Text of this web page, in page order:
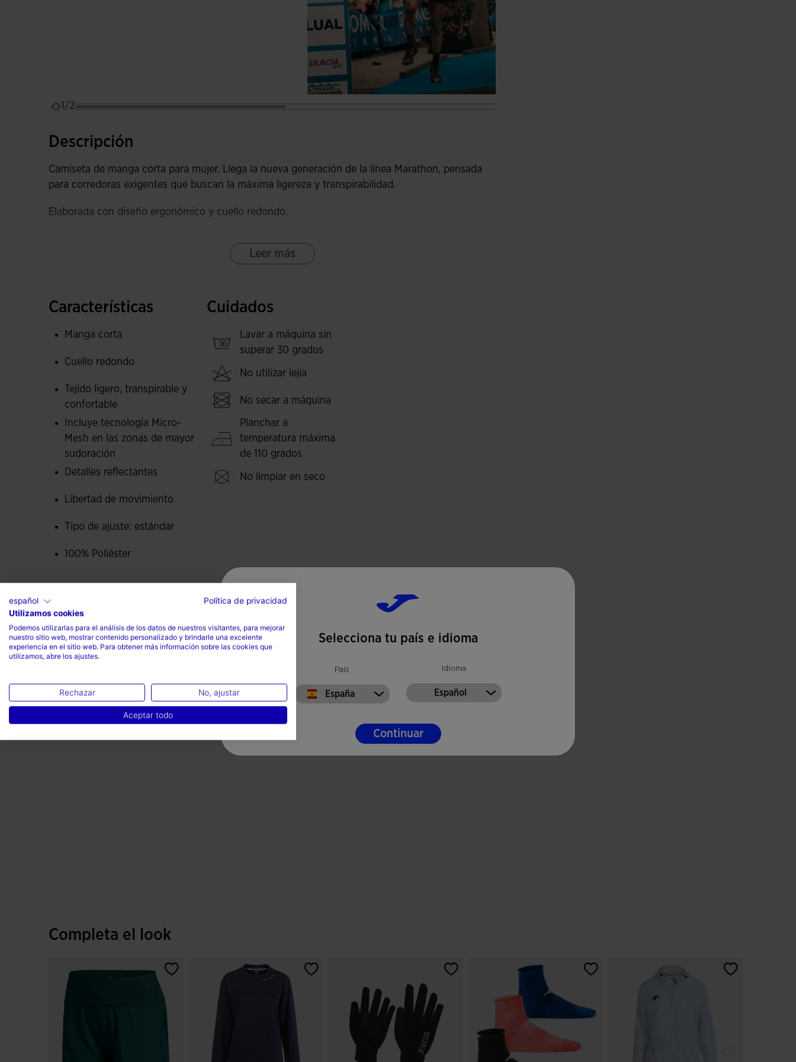
1/2
Descripción
Camiseta de manga corta para mujer. Llega la nueva generación de la línea Marathon, pensada
para corredoras exigentes que buscan la máxima ligereza y transpirabilidad.
Elaborada con diseño ergonómico y cuello redondo.
Tejido ultraligero con acabado en Jacquard, capaz de evacuar el sudor y de regular la
Libertad de movimiento garantizada.
Logotipo Joma Trail en printing.
*El peso de la prenda puede variar ligeramente según la talla.
Leer más
Características
Manga corta
Cuello redondo
Tejido ligero, transpirable y
confortable
Incluye tecnología Micro-
Mesh en las zonas de mayor
sudoración
Detalles reflectantes
Libertad de movimiento
Tipo de ajuste: estándar
100% Poliéster
Cuidados
Lavar a máquina sin
superar 30 grados
No utilizar lejía
No secar a máquina
Planchar a
temperatura máxima
de 110 grados
No limpiar en seco
Valoraciones (1)
Completa el look
Selecciona tu país e idioma
País
España
Idioma
Español
Continuar
español
Política de privacidad
Utilizamos cookies
Podemos utilizarlas para el análisis de los datos de nuestros visitantes, para mejorar
nuestro sitio web, mostrar contenido personalizado y brindarle una excelente
experiencia en el sitio web. Para obtener más información sobre las cookies que
utilizamos, abre los ajustes.
Rechazar No, ajustar
Aceptar todo